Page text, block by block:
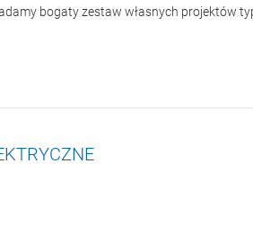
bogaty zestaw własnych projektów